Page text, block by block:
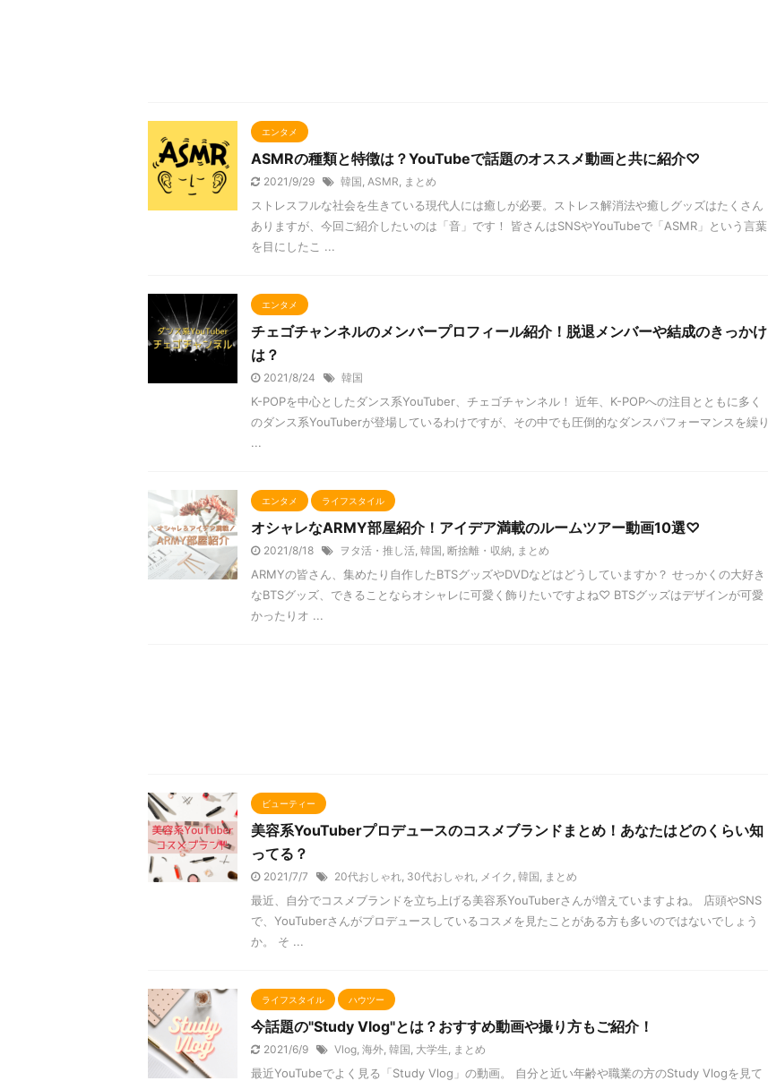
エンタメ
ASMRの種類と特徴は？YouTubeで話題のオススメ動画と共に紹介♡
2021/9/29 韓国, ASMR, まとめ
ストレスフルな社会を生きている現代人には癒しが必要。ストレス解消法や癒しグッズはたくさん
ありますが、今回ご紹介したいのは「音」です！ 皆さんはSNSやYouTubeで「ASMR」という言葉
を目にしたこ ...
エンタメ
チェゴチャンネルのメンバープロフィール紹介！脱退メンバーや結成のきっかけ
は？
2021/8/24 韓国
K-POPを中心としたダンス系YouTuber、チェゴチャンネル！ 近年、K-POPへの注目とともに多く
のダンス系YouTuberが登場しているわけですが、その中でも圧倒的なダンスパフォーマンスを繰り
...
エンタメ ライフスタイル
オシャレなARMY部屋紹介！アイデア満載のルームツアー動画10選♡
2021/8/18 ヲタ活・推し活, 韓国, 断捨離・収納, まとめ
ARMYの皆さん、集めたり自作したBTSグッズやDVDなどはどうしていますか？ せっかくの大好き
なBTSグッズ、できることならオシャレに可愛く飾りたいですよね♡ BTSグッズはデザインが可愛
かったりオ ...
ビューティー
美容系YouTuberプロデュースのコスメブランドまとめ！あなたはどのくらい知
ってる？
2021/7/7 20代おしゃれ, 30代おしゃれ, メイク , 韓国, まとめ
最近、自分でコスメブランドを立ち上げる美容系YouTuberさんが増えていますよね。 店頭やSNS
で、YouTuberさんがプロデュースしているコスメを見たことがある方も多いのではないでしょう
か。 そ ...
ライフスタイル ハウツー
今話題の"Study Vlog"とは？おすすめ動画や撮り方もご紹介！
2021/6/9 Vlog, 海外, 韓国, 大学生, まとめ
最近YouTubeでよく見る「Study Vlog」の動画。 自分と近い年齢や職業の方のStudy Vlogを見て